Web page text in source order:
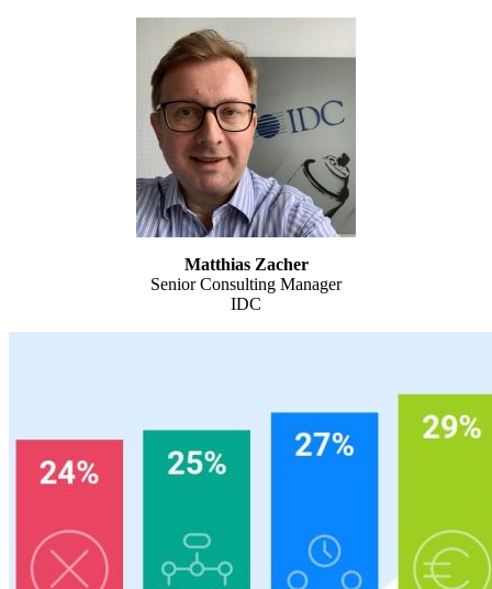
Matthias Zacher
Senior Consulting Manager
IDC